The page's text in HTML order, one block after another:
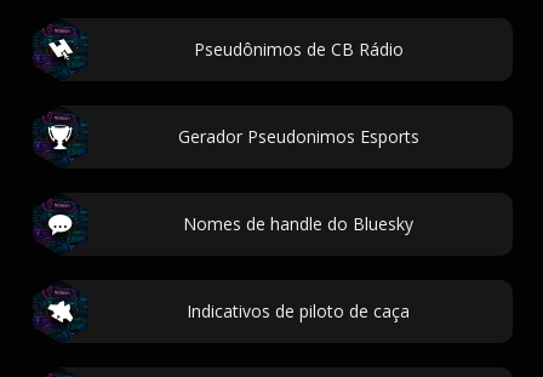
Pseudônimos de CB Rádio
Gerador Pseudonimos Esports
Nomes de handle do Bluesky
Indicativos de piloto de caça